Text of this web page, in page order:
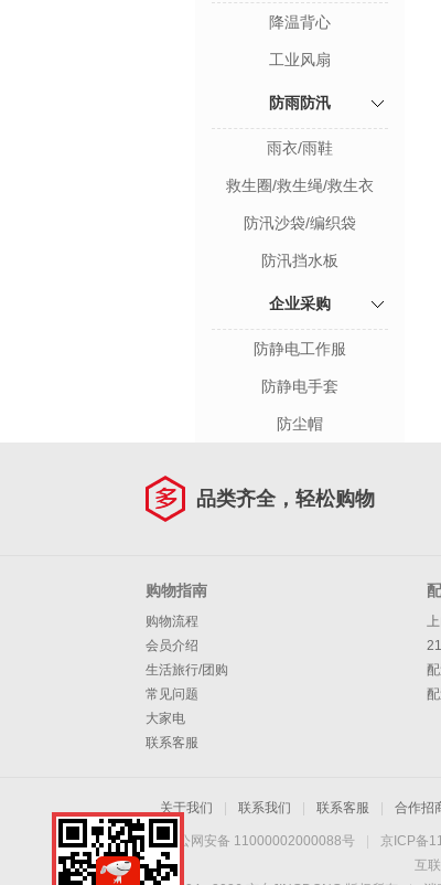
降温背心
工业风扇
防雨防汛
雨衣/雨鞋
救生圈/救生绳/救生衣
防汛沙袋/编织袋
防汛挡水板
企业采购
防静电工作服
防静电手套
防尘帽
品类齐全，轻松购物
购物指南
购物流程
会员介绍
生活旅行/团购
常见问题
大家电
联系客服
关于我们 联系我们 联系客服 合作招
京公网安备 11000002000088号 京ICP备
互